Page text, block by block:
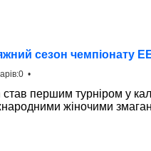
сезон чемпіонату
•
першим турніром у
жіночими